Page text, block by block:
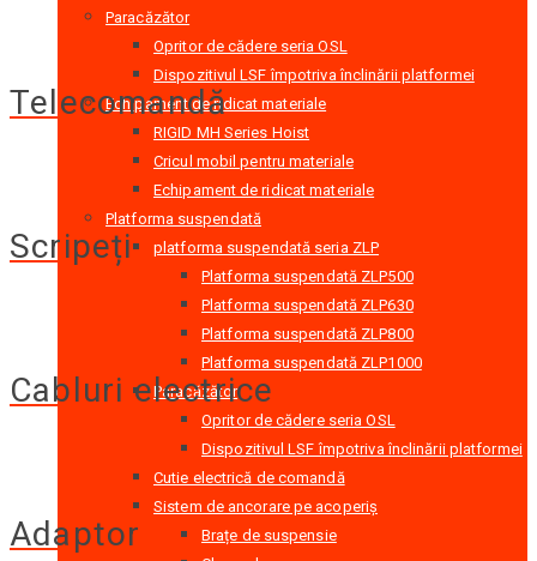
Paracăzător
Opritor de cădere seria OSL
Dispozitivul LSF împotriva înclinării platformei
Echipament de ridicat materiale
RIGID MH Series Hoist
Cricul mobil pentru materiale
Echipament de ridicat materiale
Platforma suspendată
platforma suspendată seria ZLP
Platforma suspendată ZLP500
Platforma suspendată ZLP630
Platforma suspendată ZLP800
Platforma suspendată ZLP1000
Paracăzător
Opritor de cădere seria OSL
Dispozitivul LSF împotriva înclinării platformei
Cutie electrică de comandă
Sistem de ancorare pe acoperiș
Brațe de suspensie
Telecomandă
Scripeți
Cabluri electrice
Adaptor